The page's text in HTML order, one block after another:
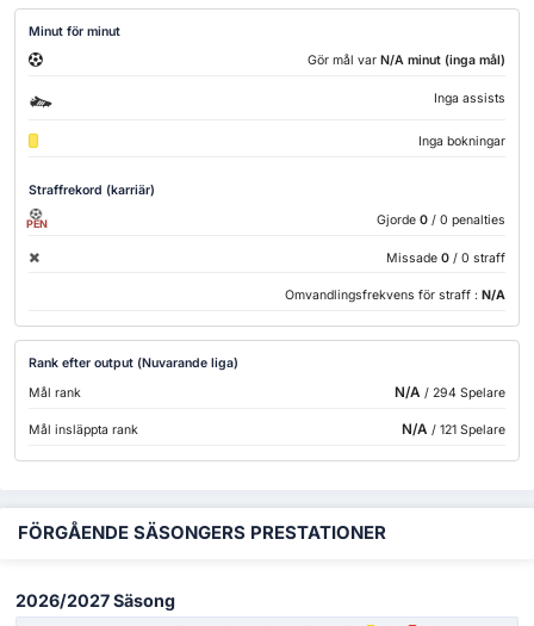
Minut för minut
Gör mål var N/A minut (inga mål)
Inga assists
Inga bokningar
Straffrekord (karriär)
PEN Gjorde 0 / 0 penalties
Missade 0 / 0 straff
Omvandlingsfrekvens för straff : N/A
Rank efter output (Nuvarande liga)
Mål rank
N/A / 294 Spelare
Mål insläppta rank N/A / 121 Spelare
FÖRGÅENDE SÄSONGERS PRESTATIONER
2026/2027 Säsong